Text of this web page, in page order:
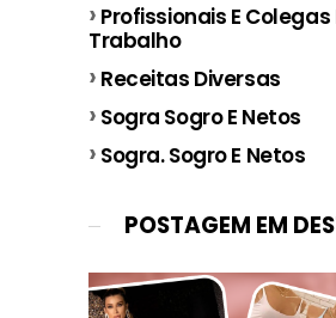
Profissionais E Colegas
Trabalho
Receitas Diversas
Sogra Sogro E Netos
Sogra. Sogro E Netos
POSTAGEM EM